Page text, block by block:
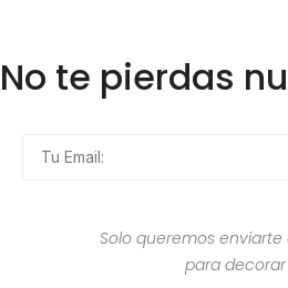
te pierdas
Solo queremos
para